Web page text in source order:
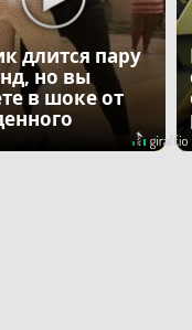
длится пару
но вы
в шоке от